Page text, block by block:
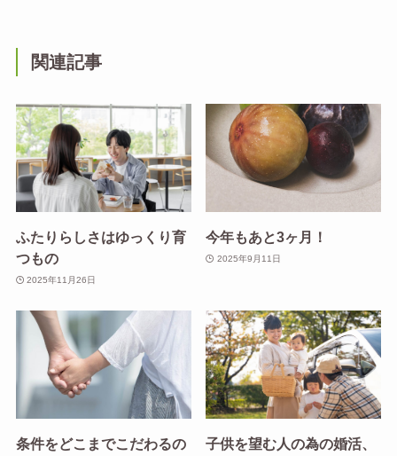
関連記事
ふたりらしさはゆっくり育
つもの
2025年11月26日
今年もあと3ヶ月！
2025年9月11日
条件をどこまでこだわるの
子供を望む人の為の婚活、